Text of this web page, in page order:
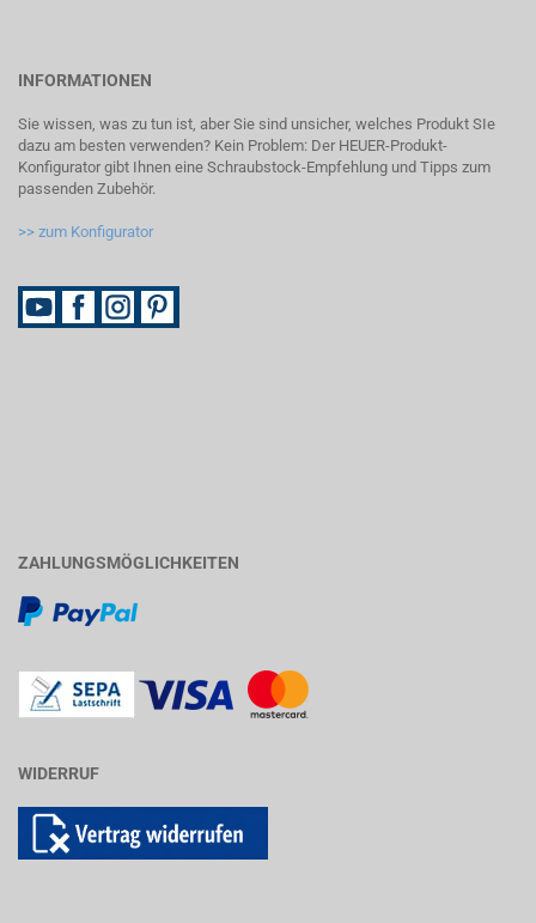
INFORMATIONEN
Sie wissen, was zu tun ist, aber Sie sind unsicher, welches Produkt SIe
dazu am besten verwenden? Kein Problem: Der HEUER-Produkt-
Konfigurator gibt Ihnen eine Schraubstock-Empfehlung und Tipps zum
passenden Zubehör.
>> zum Konfigurator
ZAHLUNGSMÖGLICHKEITEN
WIDERRUF